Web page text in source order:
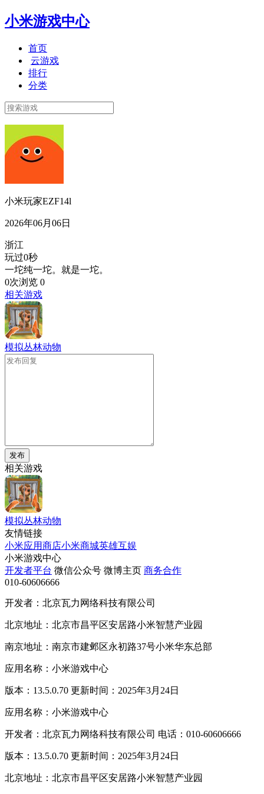
小米游戏中心
首页
云游戏
排行
分类
小米玩家EZF14l
2026年06月06日
浙江
玩过0秒
一坨纯一坨。就是一坨。
0次浏览 0
相关游戏
模拟丛林动物
发布
相关游戏
模拟丛林动物
友情链接
小米应用商店小米商城英雄互娱
小米游戏中心
开发者平台 微信公众号 微博主页 商务合作
010-60606666
开发者：北京瓦力网络科技有限公司
北京地址：北京市昌平区安居路小米智慧产业园
南京地址：南京市建邺区永初路37号小米华东总部
应用名称：小米游戏中心
版本：13.5.0.70 更新时间：2025年3月24日
应用名称：小米游戏中心
开发者：北京瓦力网络科技有限公司 电话：010-60606666
版本：13.5.0.70 更新时间：2025年3月24日
北京地址：北京市昌平区安居路小米智慧产业园